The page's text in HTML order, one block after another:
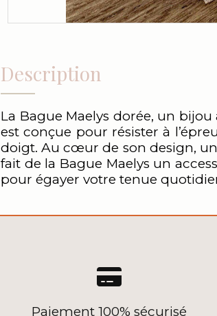
Description
La Bague Maelys dorée, un
est conçue pour résister à
doigt. Au cœur de son design,
fait de la Bague Maelys un
pour égayer votre tenue

Paiement 100% sécurisé